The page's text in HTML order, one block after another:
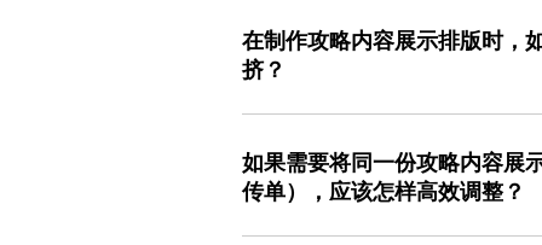
牌化微调’。先别急着改动布局，把模
信息准确。然后，根据你的品牌色或内
在制作攻略内容展示排版时，
挤？
字号和加粗，正文使用标准字号。然后
加间距，或用浅色背景色块将相关步骤
如果需要将同一份攻略内容展
传单），应该怎样高效调整？